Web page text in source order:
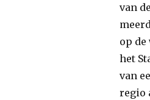
van
op
het
van
regio